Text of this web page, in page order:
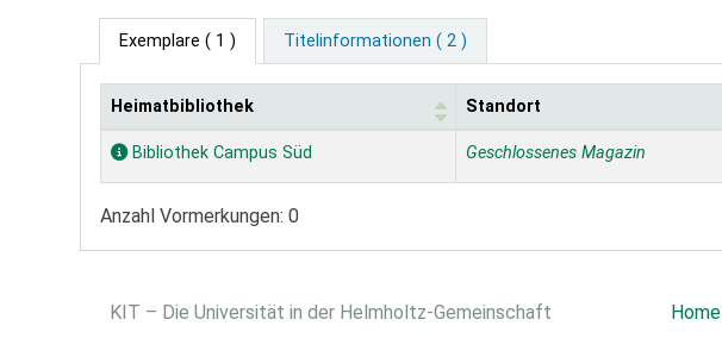
Exemplare ( 1 ) Titelinformationen ( 2 )
Exemplare
Heimatbibliothek Standort
Bibliothek Campus Süd Geschlossenes Magazin
Anzahl Vormerkungen: 0
KIT – Die Universität in der Helmholtz-Gemeinschaft Home